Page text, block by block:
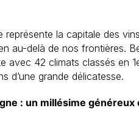
représente la capitale des
au-delà de nos frontières.
avec 42 climats classés en
d’une grande délicatesse.
: un millésime généreux